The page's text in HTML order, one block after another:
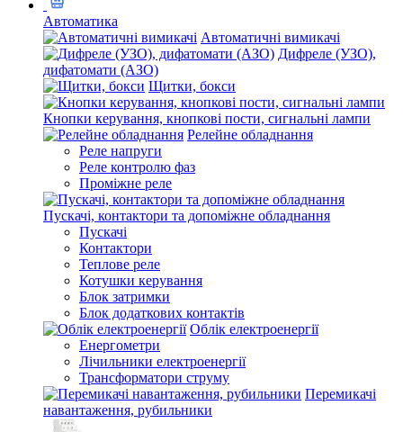
Автоматика
Автоматичні вимикачі
Дифреле (УЗО),
дифатомати (АЗО)
Щитки, бокси
Кнопки керування, кнопкові пости, сигнальні лампи
Релейне обладнання
Реле напруги
Реле контролю фаз
Проміжне реле
Пускачі, контактори та допоміжне обладнання
Пускачі
Контактори
Теплове реле
Котушки керування
Блок затримки
Блок додаткових контактів
Облік електроенергії
Енергометри
Лічильники електроенергії
Трансформатори струму
Перемикачі
навантаження, рубильники